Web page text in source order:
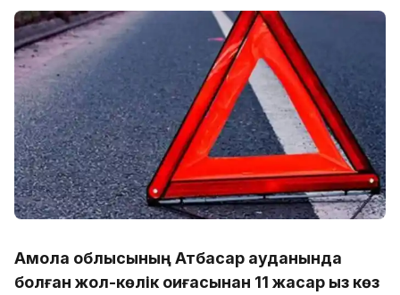
Ақмола облысының Атбасар ауданында
болған жол-көлік оқиғасынан 11 жасар қыз көз